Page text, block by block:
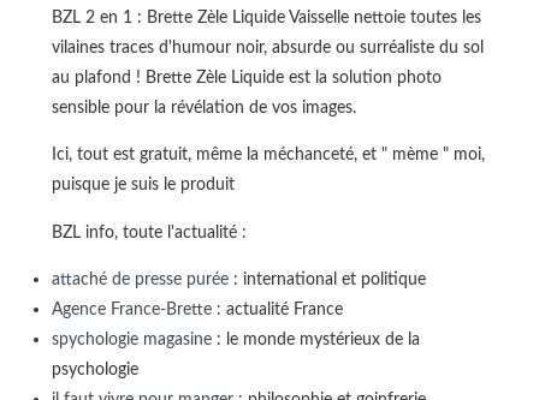
BZL 2 en 1 : Brette Zèle Liquide Vaisselle nettoie toutes les
vilaines traces d'humour noir, absurde ou surréaliste du sol
au plafond ! Brette Zèle Liquide est la solution photo
sensible pour la révélation de vos images.
Ici, tout est gratuit, même la méchanceté, et " mème " moi,
puisque je suis le produit
BZL info, toute l'actualité :
attaché de presse purée: international et politique
Agence France-Brette: actualité France
spychologie magasine: le monde mystérieux de la
psychologie